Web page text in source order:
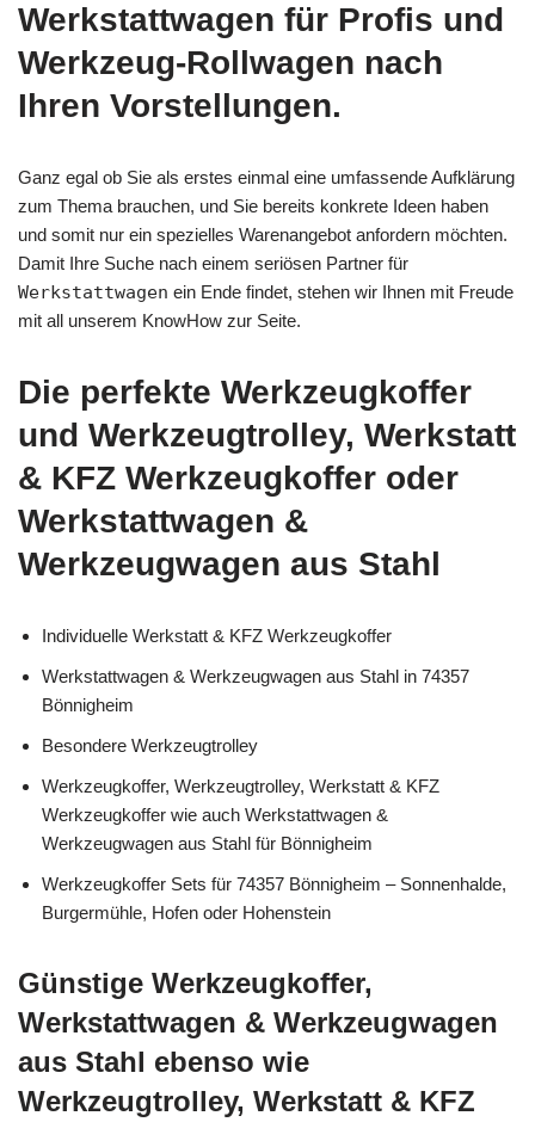
Werkstattwagen für Profis und
Werkzeug-Rollwagen nach
Ihren Vorstellungen.
Ganz egal ob Sie als erstes einmal eine umfassende Aufklärung
zum Thema brauchen, und Sie bereits konkrete Ideen haben
und somit nur ein spezielles Warenangebot anfordern möchten.
Damit Ihre Suche nach einem seriösen Partner für
Werkstattwagen ein Ende findet, stehen wir Ihnen mit Freude
mit all unserem KnowHow zur Seite.
Die perfekte Werkzeugkoffer
und Werkzeugtrolley, Werkstatt
& KFZ Werkzeugkoffer oder
Werkstattwagen &
Werkzeugwagen aus Stahl
Individuelle Werkstatt & KFZ Werkzeugkoffer
Werkstattwagen & Werkzeugwagen aus Stahl in 74357
Bönnigheim
Besondere Werkzeugtrolley
Werkzeugkoffer, Werkzeugtrolley, Werkstatt & KFZ
Werkzeugkoffer wie auch Werkstattwagen &
Werkzeugwagen aus Stahl für Bönnigheim
Werkzeugkoffer Sets für 74357 Bönnigheim – Sonnenhalde,
Burgermühle, Hofen oder Hohenstein
Günstige Werkzeugkoffer,
Werkstattwagen & Werkzeugwagen
aus Stahl ebenso wie
Werkzeugtrolley, Werkstatt & KFZ